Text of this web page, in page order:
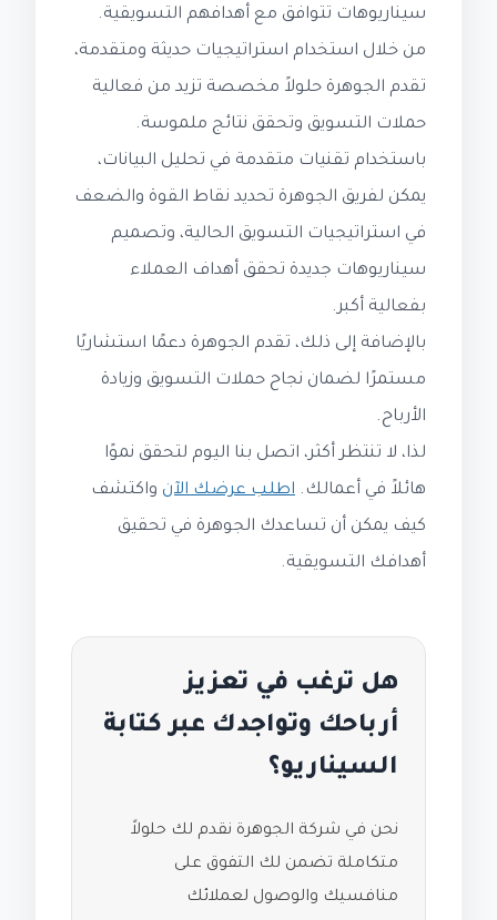
سيناريوهات تتوافق مع أهدافهم التسويقية.
من خلال استخدام استراتيجيات حديثة ومتقدمة،
تقدم الجوهرة حلولاً مخصصة تزيد من فعالية
حملات التسويق وتحقق نتائج ملموسة.
باستخدام تقنيات متقدمة في تحليل البيانات،
يمكن لفريق الجوهرة تحديد نقاط القوة والضعف
في استراتيجيات التسويق الحالية، وتصميم
سيناريوهات جديدة تحقق أهداف العملاء
بفعالية أكبر.
بالإضافة إلى ذلك، تقدم الجوهرة دعمًا استشاريًا
مستمرًا لضمان نجاح حملات التسويق وزيادة
الأرباح.
لذا، لا تنتظر أكثر، اتصل بنا اليوم لتحقق نموًا
هائلاً في أعمالك. اطلب عرضك الآن واكتشف
كيف يمكن أن تساعدك الجوهرة في تحقيق
أهدافك التسويقية.
هل ترغب في تعزيز
أرباحك وتواجدك عبر كتابة
السيناريو؟
نحن في شركة الجوهرة نقدم لك حلولاً
متكاملة تضمن لك التفوق على
منافسيك والوصول لعملائك